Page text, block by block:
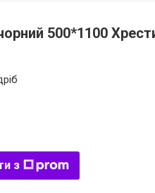
500*1100
з